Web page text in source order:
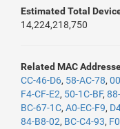
Estimated Total
14,224,218,750
Related MAC
CC-46-D6, 58-AC-78,
F4-CF-E2, 50-1C-BF,
BC-67-1C, A0-EC-F9,
84-B8-02, BC-C4-93,